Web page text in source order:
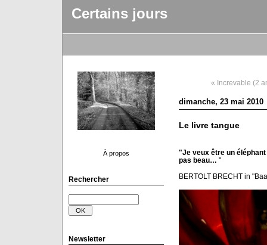
Certains jours
À propos
Rechercher
Newsletter
« Increvable (2
dimanche, 23 mai 2010
Le livre tangue
"Je veux être un
pas beau… "
BERTOLT BRECHT in